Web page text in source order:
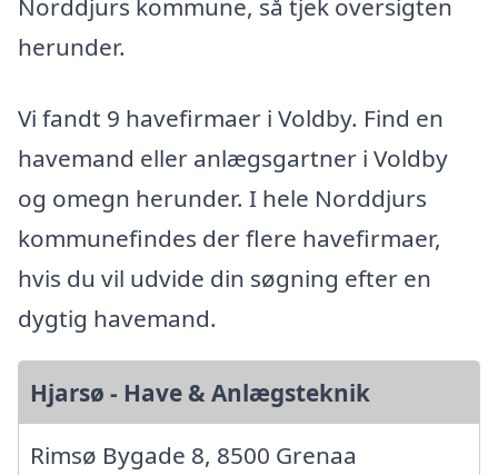
Norddjurs kommune, så tjek oversigten
herunder.
Vi fandt 9 havefirmaer i Voldby. Find en
havemand eller anlægsgartner i Voldby
og omegn herunder. I hele Norddjurs
kommunefindes der flere havefirmaer,
hvis du vil udvide din søgning efter en
dygtig havemand.
Hjarsø - Have & Anlægsteknik
Rimsø Bygade 8, 8500 Grenaa